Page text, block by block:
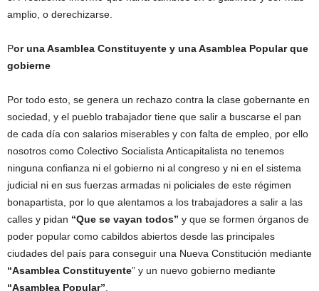
amplio, o derechizarse.
Por una Asamblea Constituyente y una Asamblea Popular que
gobierne
Por todo esto, se genera un rechazo contra la clase gobernante en
sociedad, y el pueblo trabajador tiene que salir a buscarse el pan
de cada día con salarios miserables y con falta de empleo, por ello
nosotros como Colectivo Socialista Anticapitalista no tenemos
ninguna confianza ni el gobierno ni al congreso y ni en el sistema
judicial ni en sus fuerzas armadas ni policiales de este régimen
bonapartista, por lo que alentamos a los trabajadores a salir a las
calles y pidan “Que se vayan todos” y que se formen órganos de
poder popular como cabildos abiertos desde las principales
ciudades del país para conseguir una Nueva Constitución mediante
“Asamblea Constituyente” y un nuevo gobierno mediante
“Asamblea Popular”